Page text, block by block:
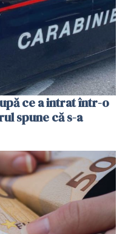
ce a intrat într-o
spune că s-a